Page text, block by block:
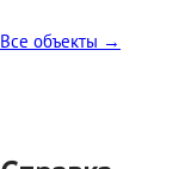
Все объекты →